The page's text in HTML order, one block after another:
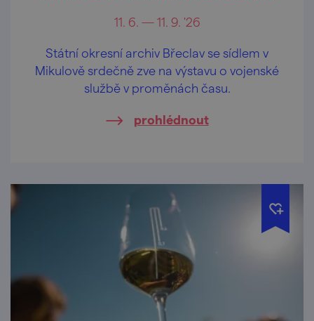
11. 6. — 11. 9. '26
Státní okresní archiv Břeclav se sídlem v
Mikulově srdečně zve na výstavu o vojenské
službě v proměnách času.
prohlédnout